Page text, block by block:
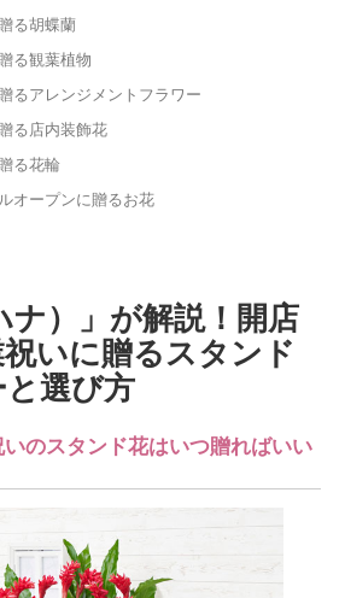
る胡蝶蘭
る観葉植物
るアレンジメントフラワー
る店内装飾花
る花輪
オープンに贈るお花
ナ）」が解説！開店
いに贈るスタンド
選び方
のスタンド花はいつ贈ればいい